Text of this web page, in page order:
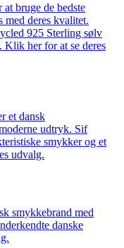
bruge de bedste
med deres kvalitet.
925 Sterling sølv
Klik her for at se deres
et dansk
udtryk. Sif
smykker og et
udvalg.
smykkebrand med
danske